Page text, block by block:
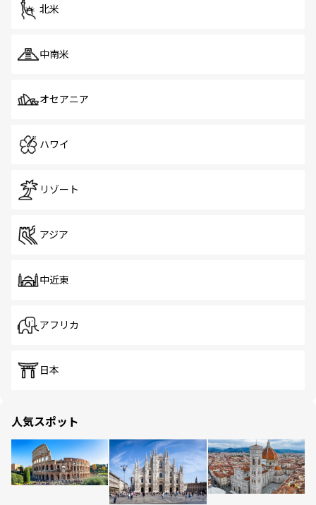
北米
中南米
オセアニア
ハワイ
リゾート
アジア
中近東
アフリカ
日本
人気スポット